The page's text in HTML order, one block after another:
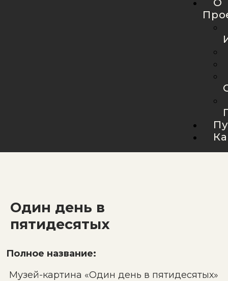
О
Один день в
пятидесятых
Полное название:
Музей-картина «Один день в пятидесятых»